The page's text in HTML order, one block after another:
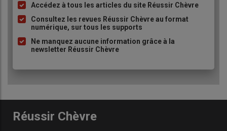
Liste
à
puce
Accédez à tous les articles du site Réussir Chèvre
Consultez les revues Réussir Chèvre au format
numérique, sur tous les supports
Ne manquez aucune information grâce à la
newsletter Réussir Chèvre
Réussir Chèvre